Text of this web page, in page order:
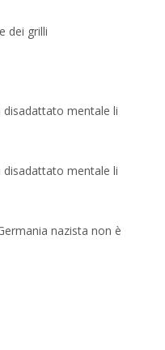
dei grilli
mentale li
mentale li
nazista non è